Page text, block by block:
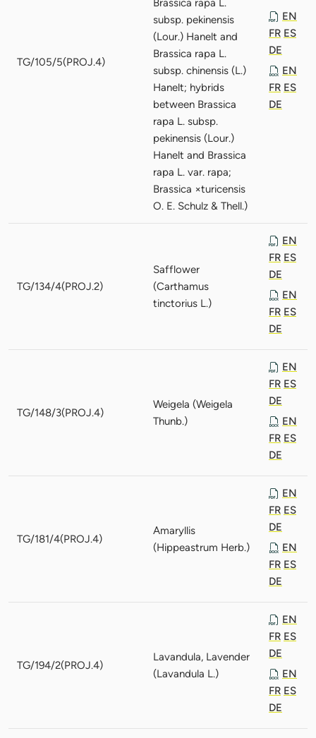
TG/105/5(PROJ.4)
Brassica rapa L.
subsp. pekinensis
(Lour.) Hanelt and
Brassica rapa L.
subsp. chinensis (L.)
Hanelt; hybrids
between Brassica
rapa L. subsp.
pekinensis (Lour.)
Hanelt and Brassica
rapa L. var. rapa;
Brassica ×turicensis
O. E. Schulz & Thell.)
EN
FR ES
DE
EN
FR ES
DE
TG/134/4(PROJ.2)
Safflower
(Carthamus
tinctorius L.)
EN
FR ES
DE
EN
FR ES
DE
TG/148/3(PROJ.4)
Weigela (Weigela
Thunb.)
EN
FR ES
DE
EN
FR ES
DE
TG/181/4(PROJ.4)
Amaryllis
(Hippeastrum Herb.)
EN
FR ES
DE
EN
FR ES
DE
TG/194/2(PROJ.4)
Lavandula, Lavender
(Lavandula L.)
EN
FR ES
DE
EN
FR ES
DE